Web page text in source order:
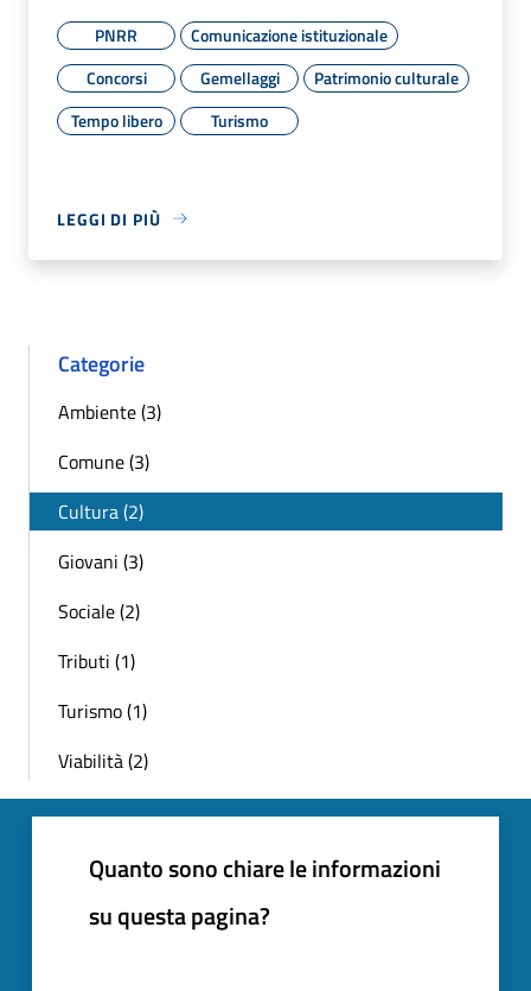
PNRR
Comunicazione istituzionale
Concorsi
Gemellaggi
Patrimonio culturale
Tempo libero
Turismo
LEGGI DI PIÙ
Categorie
Ambiente (3)
Comune (3)
Cultura (2)
Giovani (3)
Sociale (2)
Tributi (1)
Turismo (1)
Viabilità (2)
Quanto sono chiare le informazioni
su questa pagina?